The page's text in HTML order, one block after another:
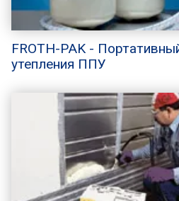
FROTH-PAK -
утепления ППУ